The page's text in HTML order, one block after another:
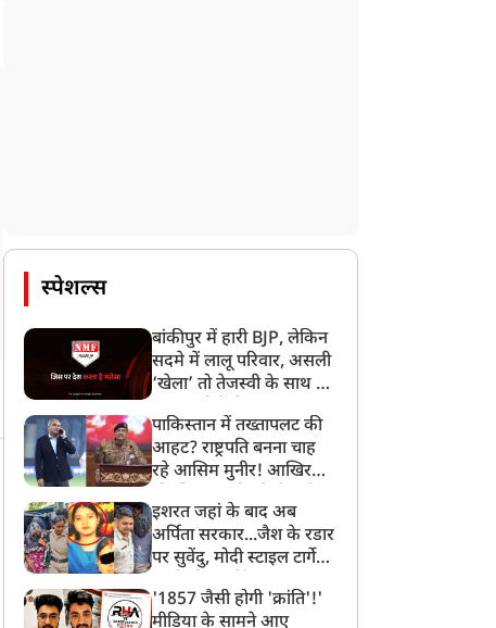
स्पेशल्स
बांकीपुर में हारी BJP, लेकिन
सदमे में लालू परिवार, असली
‘खेला’ तो तेजस्वी के साथ हो
पाकिस्तान में तख्तापलट की
आहट? राष्ट्रपति बनना चाह
रहे आसिम मुनीर! आखिर
बनाया मोहरा?
इशरत जहां के बाद अब
अर्पिता सरकार...जैश के रडार
पर सुवेंदु, मोदी स्टाइल टार्गेट
बड़ा एक्शन!
'1857 जैसी होगी 'क्रांति'!'
मीडिया के सामने आए